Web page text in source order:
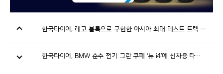
한국타이어, 레고 블록으로 구현한 아시아 최대 테스트 트랙 ‘한국테크노링’ 공개
한국타이어, BMW 순수 전기 그란 쿠페 ‘뉴 i4’에 신차용 타이어 공급